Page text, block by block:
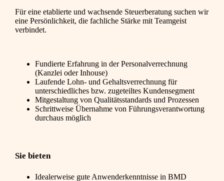
Für eine etablierte und wachsende Steuerberatung suchen wir
eine Persönlichkeit, die fachliche Stärke mit Teamgeist
verbindet.
Fundierte Erfahrung in der Personalverrechnung
(Kanzlei oder Inhouse)
Laufende Lohn- und Gehaltsverrechnung für
unterschiedliches bzw. zugeteiltes Kundensegment
Mitgestaltung von Qualitätsstandards und Prozessen
Schrittweise Übernahme von Führungsverantwortung
durchaus möglich
Sie bieten
Idealerweise gute Anwenderkenntnisse in BMD